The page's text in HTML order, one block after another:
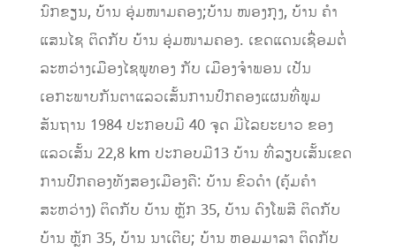
ນົກຂຽນ, ບ້ານ ອຸ່ມໜາມຄອງ;ບ້ານ ໜອງກຸງ, ບ້ານ ຄໍາ
ແສນໄຊ ຕິດກັບ ບ້ານ ອຸ່ມໜາມຄອງ. ເຂດແດນເຊື່ອມຕໍ່
ລະຫວ່າງເມືອງໄຊພູທອງ ກັບ ເມືອງຈຳພອນ ເປັນ
ເອກະພາບກັນຕາແລວເສັ້ນການປົກຄອງແຜນທີ່ພູມ
ສັນຖານ 1984 ປະກອບມີ 40 ຈຸດ ມີໄລຍະຍາວ ຂອງ
ແລວເສັ້ນ 22,8 km ປະກອບມີ13 ບ້ານ ທີ່ລຽບເສັ້ນເຂດ
ການປົກຄອງທັງສອງເມືອງຄື: ບ້ານ ຂົວດໍາ (ຄຸ້ມຄຳ
ສະຫວ່າງ) ຕິດກັບ ບ້ານ ຫຼັກ 35, ບ້ານ ດົງໂພສີ ຕິດກັບ
ບ້ານ ຫຼັກ 35, ບ້ານ ນາເຕີຍ; ບ້ານ ຫອມມາລາ ຕິດກັບ